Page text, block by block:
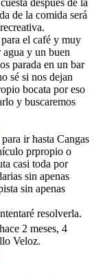
después de la
de la comida será
el café y muy
y un buen
parada en un bar
sé si nos dejan
bocata por eso
y buscaremos
ir hasta Cangas
prpropio o
casi toda por
sin apenas
sin apenas
resolverla.
2 meses, 4
Veloz.